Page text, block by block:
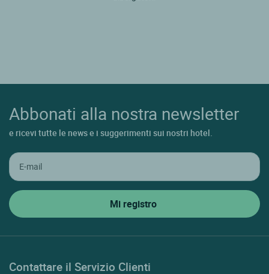
Abbonati alla nostra newsletter
e ricevi tutte le news e i suggerimenti sui nostri hotel.
Contattare il Servizio Clienti